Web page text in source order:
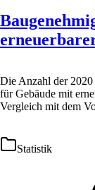
Die Anzahl der 2020
für Gebäude mit
Vergleich mit dem
Statistik